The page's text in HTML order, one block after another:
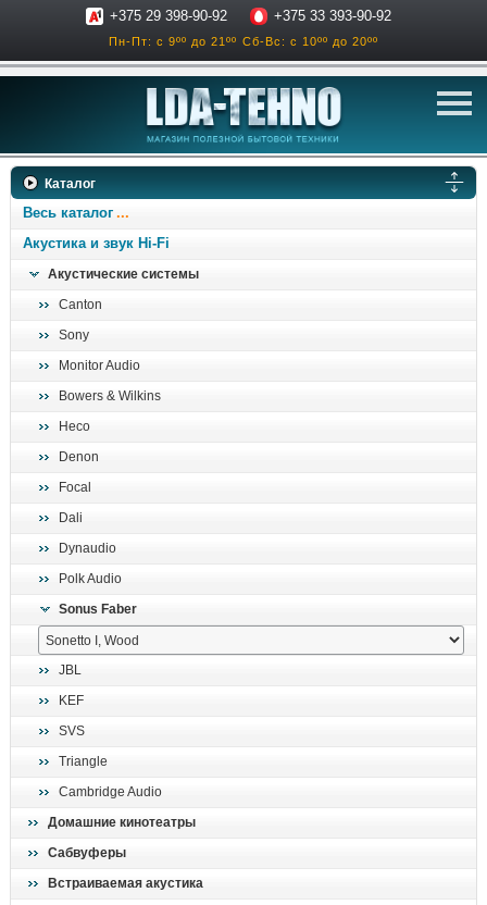
+375 29 398-90-92 +375 33 393-90-92
Пн-Пт: с 9ºº до 21ºº Сб-Вс: с 10ºº до 20ºº
телевизоры
ресиверы, усилители
Каталог
Весь каталог
Акустика и звук Hi-Fi
Акустические системы
Canton
Sony
Monitor Audio
Bowers & Wilkins
Heco
Denon
Focal
Dali
Dynaudio
Polk Audio
Sonus Faber
JBL
KEF
SVS
Triangle
Cambridge Audio
Домашние кинотеатры
Сабвуферы
Встраиваемая акустика